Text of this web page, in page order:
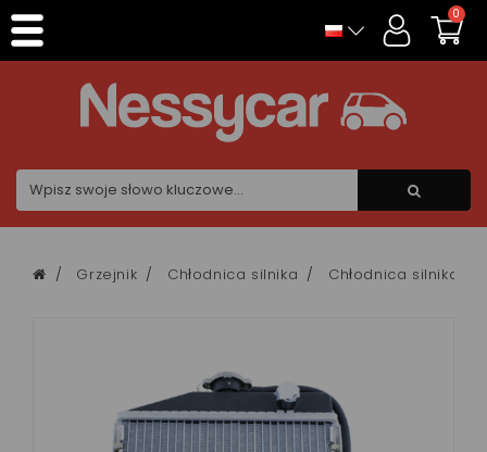
0
Grzejnik Chłodnica silnika Chłodnica silnika
Panel zarządzania plikami cookies